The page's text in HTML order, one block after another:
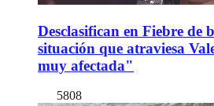
Desclasifican en Fiebre de
situación que atraviesa
muy afectada"
5808